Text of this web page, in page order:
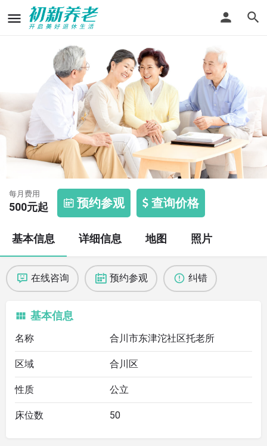
合川市东津沱社区托老所
每月费用
500元起 预约参观 查询价格
基本信息 详细信息 地图 照片
在线咨询 预约参观 纠错
基本信息
名称 合川市东津沱社区托老所
区域 合川区
性质 公立
床位数 50